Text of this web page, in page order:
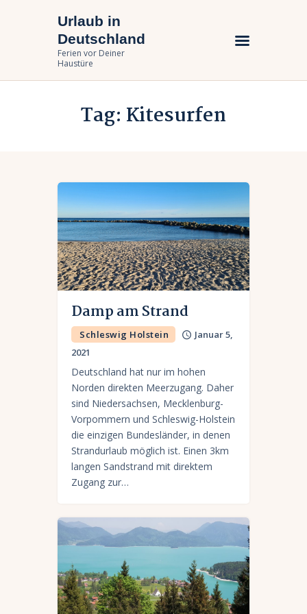
Urlaub in
Deutschland
Ferien vor Deiner
Haustüre
Tag: Kitesurfen
Urlaub in Deutschland
Ferien vor Deiner Haustüre
Urlaub zuhause
Bundesländer
Damp am Strand
Schleswig Holstein
Januar 5,
2021
Deutschland hat nur im hohen
Norden direkten Meerzugang. Daher
sind Niedersachsen, Mecklenburg-
Vorpommern und Schleswig-Holstein
die einzigen Bundesländer, in denen
Strandurlaub möglich ist. Einen 3km
langen Sandstrand mit direktem
Zugang zur…